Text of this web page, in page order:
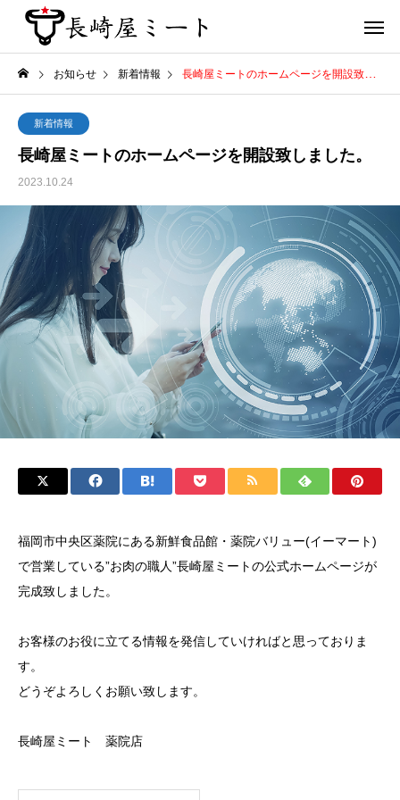
お知らせ 新着情報 長崎屋ミートのホームページを開設致しました。
新着情報
長崎屋ミートのホームページを開設致しました。
2023.10.24
福岡市中央区薬院にある新鮮食品館・薬院バリュー(イーマート)
で営業している”お肉の職人”長崎屋ミートの公式ホームページが
完成致しました。
お客様のお役に立てる情報を発信していければと思っておりま
す。
どうぞよろしくお願い致します。
長崎屋ミート 薬院店